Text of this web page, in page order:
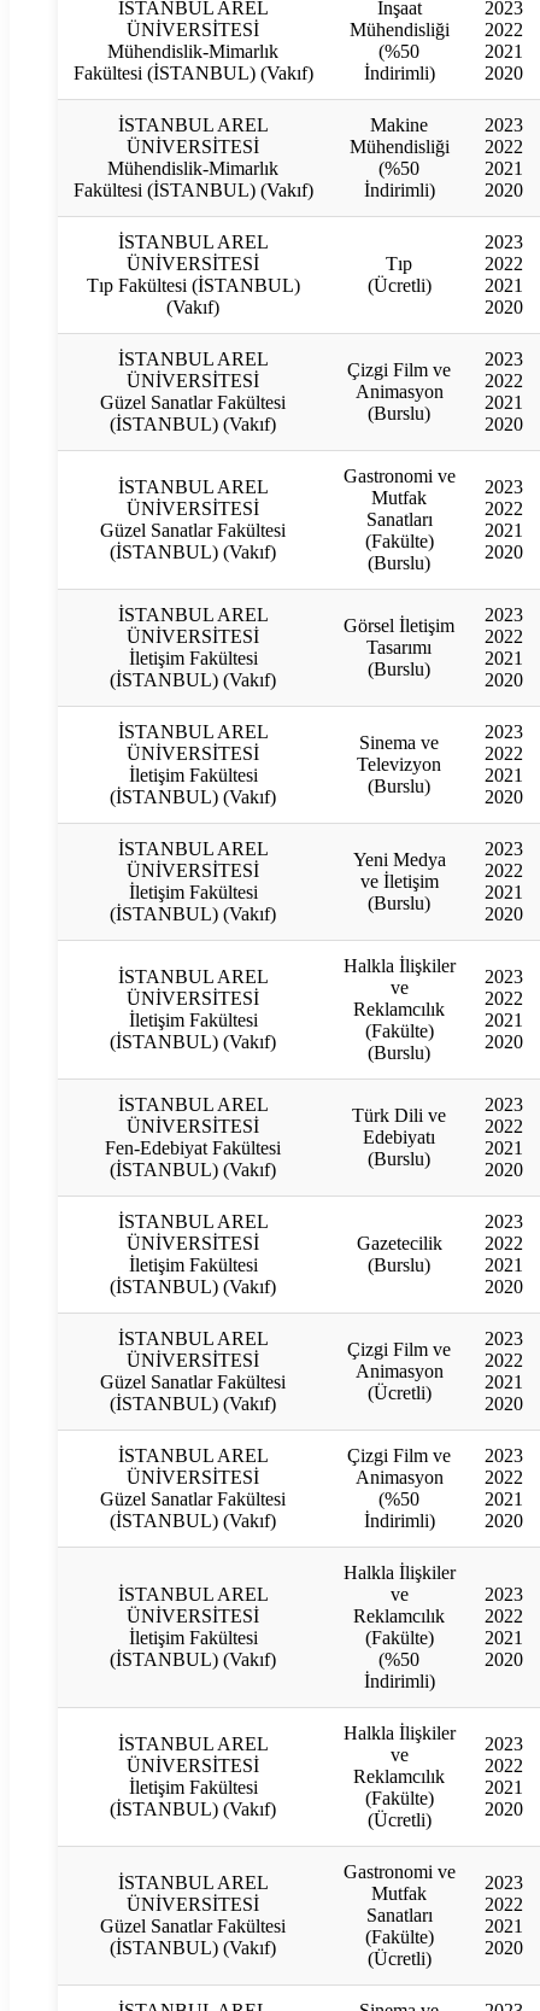
İSTANBUL AREL
ÜNİVERSİTESİ
Mühendislik-Mimarlık
Fakültesi (İSTANBUL) (Vakıf)
İnşaat
Mühendisliği
(%50
İndirimli)
2023
2022
2021
2020
İSTANBUL AREL
ÜNİVERSİTESİ
Mühendislik-Mimarlık
Fakültesi (İSTANBUL) (Vakıf)
Makine
Mühendisliği
(%50
İndirimli)
2023
2022
2021
2020
İSTANBUL AREL
ÜNİVERSİTESİ
Tıp Fakültesi (İSTANBUL)
(Vakıf)
Tıp
(Ücretli)
2023
2022
2021
2020
İSTANBUL AREL
ÜNİVERSİTESİ
Güzel Sanatlar Fakültesi
(İSTANBUL) (Vakıf)
Çizgi Film ve
Animasyon
(Burslu)
2023
2022
2021
2020
İSTANBUL AREL
ÜNİVERSİTESİ
Güzel Sanatlar Fakültesi
(İSTANBUL) (Vakıf)
Gastronomi ve
Mutfak
Sanatları
(Fakülte)
(Burslu)
2023
2022
2021
2020
İSTANBUL AREL
ÜNİVERSİTESİ
İletişim Fakültesi
(İSTANBUL) (Vakıf)
Görsel İletişim
Tasarımı
(Burslu)
2023
2022
2021
2020
İSTANBUL AREL
ÜNİVERSİTESİ
İletişim Fakültesi
(İSTANBUL) (Vakıf)
Sinema ve
Televizyon
(Burslu)
2023
2022
2021
2020
İSTANBUL AREL
ÜNİVERSİTESİ
İletişim Fakültesi
(İSTANBUL) (Vakıf)
Yeni Medya
ve İletişim
(Burslu)
2023
2022
2021
2020
İSTANBUL AREL
ÜNİVERSİTESİ
İletişim Fakültesi
(İSTANBUL) (Vakıf)
Halkla İlişkiler
ve
Reklamcılık
(Fakülte)
(Burslu)
2023
2022
2021
2020
İSTANBUL AREL
ÜNİVERSİTESİ
Fen-Edebiyat Fakültesi
(İSTANBUL) (Vakıf)
Türk Dili ve
Edebiyatı
(Burslu)
2023
2022
2021
2020
İSTANBUL AREL
ÜNİVERSİTESİ
İletişim Fakültesi
(İSTANBUL) (Vakıf)
Gazetecilik
(Burslu)
2023
2022
2021
2020
İSTANBUL AREL
ÜNİVERSİTESİ
Güzel Sanatlar Fakültesi
(İSTANBUL) (Vakıf)
Çizgi Film ve
Animasyon
(Ücretli)
2023
2022
2021
2020
İSTANBUL AREL
ÜNİVERSİTESİ
Güzel Sanatlar Fakültesi
(İSTANBUL) (Vakıf)
Çizgi Film ve
Animasyon
(%50
İndirimli)
2023
2022
2021
2020
İSTANBUL AREL
ÜNİVERSİTESİ
İletişim Fakültesi
(İSTANBUL) (Vakıf)
Halkla İlişkiler
ve
Reklamcılık
(Fakülte)
(%50
İndirimli)
2023
2022
2021
2020
İSTANBUL AREL
ÜNİVERSİTESİ
İletişim Fakültesi
(İSTANBUL) (Vakıf)
Halkla İlişkiler
ve
Reklamcılık
(Fakülte)
(Ücretli)
2023
2022
2021
2020
İSTANBUL AREL
ÜNİVERSİTESİ
Güzel Sanatlar Fakültesi
(İSTANBUL) (Vakıf)
Gastronomi ve
Mutfak
Sanatları
(Fakülte)
(Ücretli)
2023
2022
2021
2020